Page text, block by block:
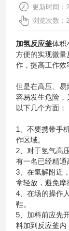
更新时间：
浏览次数：
加氢反应釜体积
方便的实现微
作，提高工作效
但是在高压、
容易发生危险
以下几个方面：
1、不要携带手
作区域。
2、对于氢气高
有一名已经精通
3、在氢解附近
拿轻放，避免摩
4、在场的操作
鞋。
5、加料前应先
料加到反应釜内